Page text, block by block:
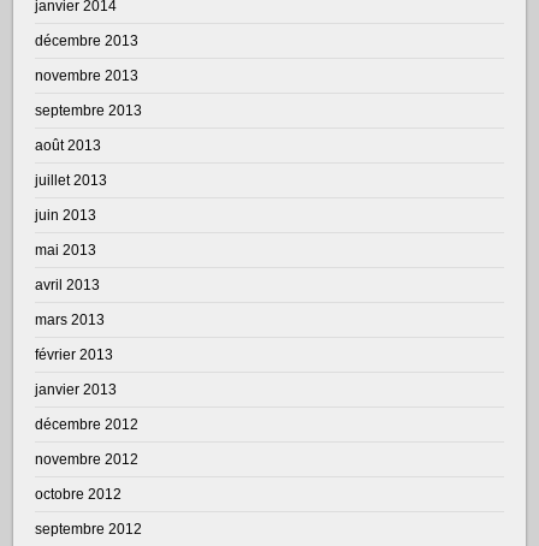
janvier 2014
décembre 2013
novembre 2013
septembre 2013
août 2013
juillet 2013
juin 2013
mai 2013
avril 2013
mars 2013
février 2013
janvier 2013
décembre 2012
novembre 2012
octobre 2012
septembre 2012